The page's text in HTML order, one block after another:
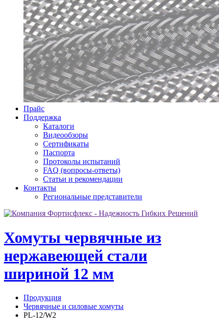
Прайс
Поддержка
Каталоги
Видеообзоры
Сертификаты
Паспорта
Протоколы испытаний
FAQ (вопросы-ответы)
Статьи и рекомендации
Контакты
Региональные представители
Хомуты червячные из
нержавеющей стали
шириной 12 мм
Продукция
Червячные и силовые хомуты
PL-12/W2